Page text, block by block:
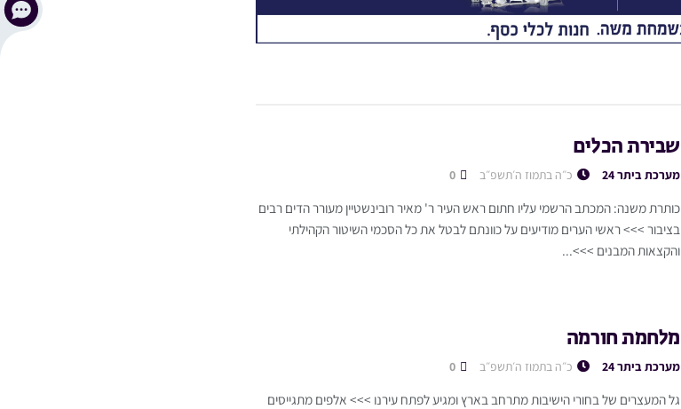
שבירת הכלים
מערכת ביתר 24 כ״ה בתמוז ה׳תשפ״ב
כותרת משנה: המכתב הרשמי עליו חתום ראש העיר ר' מאיר רובינשטיין מעורר הדים רבים
בציבור >>> ראשי הערים מודיעים על כוונתם לבטל את כל הסכמי השיטור הקהילתי
והקצאות המבנים >>>...
מלחמת חורמה
מערכת ביתר 24 כ״ה בתמוז ה׳תשפ״ב
גל המעצרים של בחורי הישיבות מתרחב בארץ ומגיע לפתח עירנו >>> אלפים מתגייסים